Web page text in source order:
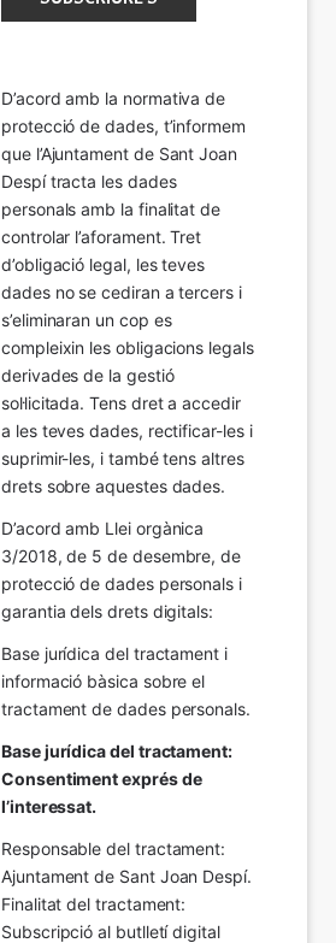
D’acord amb la normativa de
protecció de dades, t’informem
que l’Ajuntament de Sant Joan
Despí tracta les dades
personals amb la finalitat de
controlar l’aforament. Tret
d’obligació legal, les teves
dades no se cediran a tercers i
s’eliminaran un cop es
compleixin les obligacions legals
derivades de la gestió
sol·licitada. Tens dret a accedir
a les teves dades, rectificar-les i
suprimir-les, i també tens altres
drets sobre aquestes dades.
D’acord amb Llei orgànica
3/2018, de 5 de desembre, de
protecció de dades personals i
garantia dels drets digitals:
Base jurídica del tractament i
informació bàsica sobre el
tractament de dades personals.
Base jurídica del tractament:
Consentiment exprés de
l’interessat.
Responsable del tractament:
Ajuntament de Sant Joan Despí.
Finalitat del tractament:
Subscripció al butlletí digital